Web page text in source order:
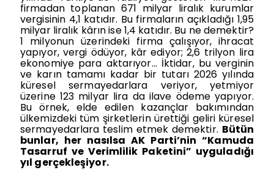
firmadan toplanan 671 milyar liralık kurumlar
vergisinin 4,1 katıdır. Bu firmaların açıkladığı 1,95
milyar liralık kârın ise 1,4 katıdır. Bu ne demektir?
1 milyonun üzerindeki firma çalışıyor, ihracat
yapıyor, vergi ödüyor, kâr ediyor; 2,6 trilyon lira
ekonomiye para aktarıyor… İktidar, bu verginin
ve karın tamamı kadar bir tutarı 2026 yılında
küresel sermayedarlara veriyor, yetmiyor
üzerine 123 milyar lira da ilave ödeme yapıyor.
Bu örnek, elde edilen kazançlar bakımından
ülkemizdeki tüm şirketlerin ürettiği geliri küresel
sermayedarlara teslim etmek demektir. Bütün
bunlar, her nasılsa AK Parti’nin “Kamuda
Tasarruf ve Verimlilik Paketini” uyguladığı
yıl gerçekleşiyor.